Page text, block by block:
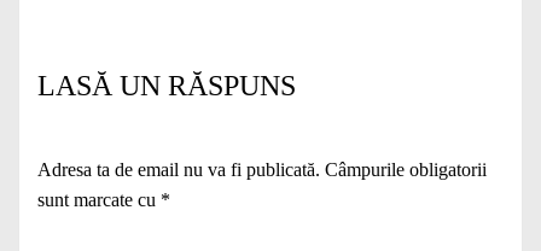
LASĂ UN RĂSPUNS
Adresa ta de email nu va fi publicată. Câmpurile obligatorii
sunt marcate cu *